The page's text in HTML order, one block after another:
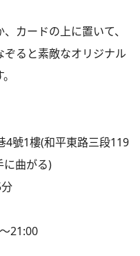
カードの上に置いて、
ると素敵なオリジナル
號1樓(和平東路三段119
に曲がる)
21:00